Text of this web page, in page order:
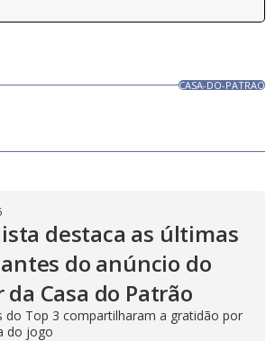
CASA-DO-PATRAO
destaca as últimas
do anúncio do
Casa do Patrão
do Top 3 compartilharam a gratidão por
do jogo